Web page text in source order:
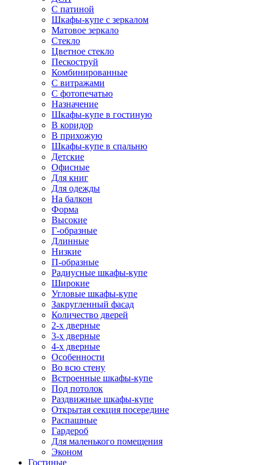
С патиной
Шкафы-купе с зеркалом
Матовое зеркало
Стекло
Цветное стекло
Пескоструй
Комбинированные
С витражами
С фотопечатью
Назначение
Шкафы-купе в гостиную
В коридор
В прихожую
Шкафы-купе в спальню
Детские
Офисные
Для книг
Для одежды
На балкон
Форма
Высокие
Г-образные
Длинные
Низкие
П-образные
Радиусные шкафы-купе
Широкие
Угловые шкафы-купе
Закругленный фасад
Количество дверей
2-х дверные
3-х дверные
4-х дверные
Особенности
Во всю стену
Встроенные шкафы-купе
Под потолок
Раздвижные шкафы-купе
Открытая секция посередине
Распашные
Гардероб
Для маленького помещения
Эконом
Гостиные